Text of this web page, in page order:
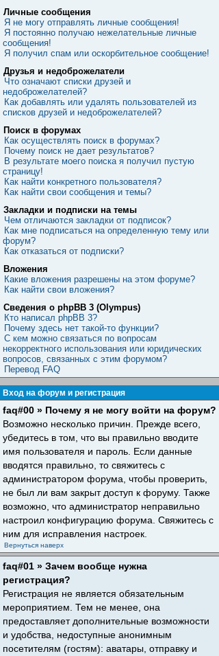
Личные сообщения
Я не могу отправлять личные сообщения!
Я постоянно получаю нежелательные личные
сообщения!
Я получил спам или оскорбительное сообщение!
Друзья и недоброжелатели
Что означают списки друзей и
недоброжелателей?
Как добавлять или удалять пользователей из
списков друзей и недоброжелателей?
Поиск в форумах
Как осуществлять поиск в форумах?
Почему поиск не дает результатов?
В результате моего поиска я получил пустую
страницу!
Как найти конкретного пользователя?
Как найти свои сообщения и темы?
Закладки и подписки на темы
Чем отличаются закладки от подписок?
Как мне подписаться на определенную тему или
форум?
Как отказаться от подписки?
Вложения
Какие вложения разрешены на этом форуме?
Как найти свои вложения?
Сведения о phpBB 3 (Olympus)
Кто написал phpBB 3?
Почему здесь нет такой-то функции?
С кем можно связаться по вопросам
некорректного использования или юридических
вопросов, связанных с этим форумом?
Перевод FAQ
Вход на форум и регистрация
faq#00 » Почему я не могу войти на форум?
Возможно несколько причин. Прежде всего,
убедитесь в том, что вы правильно вводите
имя пользователя и пароль. Если данные
вводятся правильно, то свяжитесь с
администратором форума, чтобы проверить,
не был ли вам закрыт доступ к форуму. Также
возможно, что администратор неправильно
настроил конфигурацию форума. Свяжитесь с
ним для исправления настроек.
Вернуться наверх
faq#01 » Зачем вообще нужна
регистрация?
Регистрация не является обязательным
мероприятием. Тем не менее, она
предоставляет дополнительные возможности
и удобства, недоступные анонимным
посетителям (гостям): аватары, отправку и